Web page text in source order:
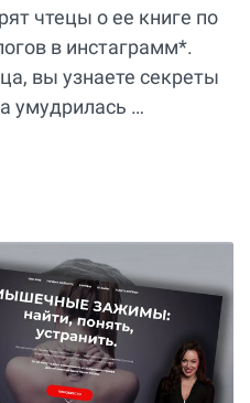
чтецы о ее книге по
в инстаграмм*.
вы узнаете секреты
умудрилась …